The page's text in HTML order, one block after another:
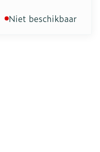
Niet beschikbaar